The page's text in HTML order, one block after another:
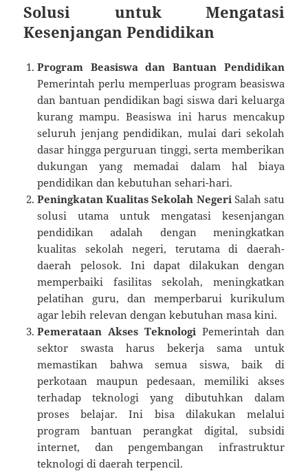
Solusi untuk Mengatasi
Kesenjangan Pendidikan
Program Beasiswa dan Bantuan Pendidikan
Pemerintah perlu memperluas program beasiswa
dan bantuan pendidikan bagi siswa dari keluarga
kurang mampu. Beasiswa ini harus mencakup
seluruh jenjang pendidikan, mulai dari sekolah
dasar hingga perguruan tinggi, serta memberikan
dukungan yang memadai dalam hal biaya
pendidikan dan kebutuhan sehari-hari.
Peningkatan Kualitas Sekolah Negeri Salah satu
solusi utama untuk mengatasi kesenjangan
pendidikan adalah dengan meningkatkan
kualitas sekolah negeri, terutama di daerah-
daerah pelosok. Ini dapat dilakukan dengan
memperbaiki fasilitas sekolah, meningkatkan
pelatihan guru, dan memperbarui kurikulum
agar lebih relevan dengan kebutuhan masa kini.
Pemerataan Akses Teknologi Pemerintah dan
sektor swasta harus bekerja sama untuk
memastikan bahwa semua siswa, baik di
perkotaan maupun pedesaan, memiliki akses
terhadap teknologi yang dibutuhkan dalam
proses belajar. Ini bisa dilakukan melalui
program bantuan perangkat digital, subsidi
internet, dan pengembangan infrastruktur
teknologi di daerah terpencil.